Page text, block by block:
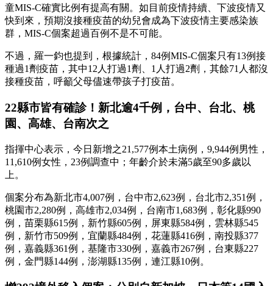
童MIS-C確實比例有提高有關。如目前疫情持續、下波疫情又
快到來，預期沒接種疫苗的幼兒會成為下波疫情主要感染族
群，MIS-C個案超過百例不是不可能。
不過，羅一鈞也提到，根據統計，84例MIS-C個案只有13例接
種過1劑疫苗，其中12人打過1劑、1人打過2劑，其餘71人都沒
接種疫苗，呼籲父母儘速帶孩子打疫苗。
22縣市皆有確診！新北逾4千例，台中、台北、桃
園、高雄、台南次之
指揮中心表示，今日新增之21,577例本土病例，9,944例男性，
11,610例女性，23例調查中；年齡介於未滿5歲至90多歲以
上。
個案分布為新北市4,007例，台中市2,623例，台北市2,351例，
桃園市2,280例，高雄市2,034例，台南市1,683例，彰化縣990
例，苗栗縣615例，新竹縣605例，屏東縣584例，雲林縣545
例，新竹市509例，宜蘭縣484例，花蓮縣416例，南投縣377
例，嘉義縣361例，基隆市330例，嘉義市267例，台東縣227
例，金門縣144例，澎湖縣135例，連江縣10例。